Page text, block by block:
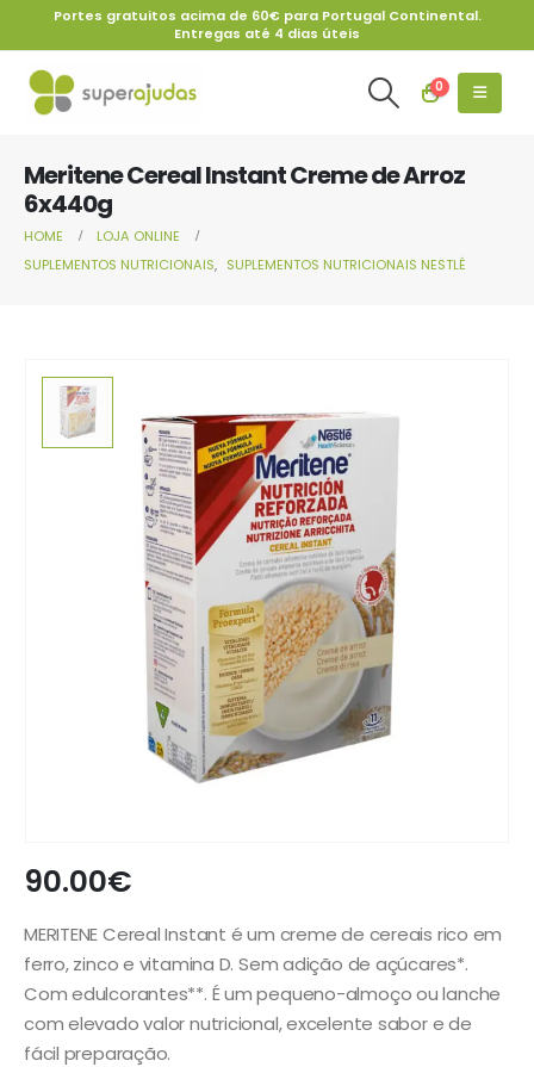
Portes gratuitos acima de 60€ para Portugal Continental.
Entregas até 4 dias úteis
0
Meritene Cereal Instant Creme de Arroz
6x440g
HOME
LOJA ONLINE
SUPLEMENTOS NUTRICIONAIS, SUPLEMENTOS NUTRICIONAIS NESTLÉ
90.00€
MERITENE Cereal Instant é um creme de cereais rico em
ferro, zinco e vitamina D. Sem adição de açúcares*.
Com edulcorantes**. É um pequeno-almoço ou lanche
com elevado valor nutricional, excelente sabor e de
fácil preparação.